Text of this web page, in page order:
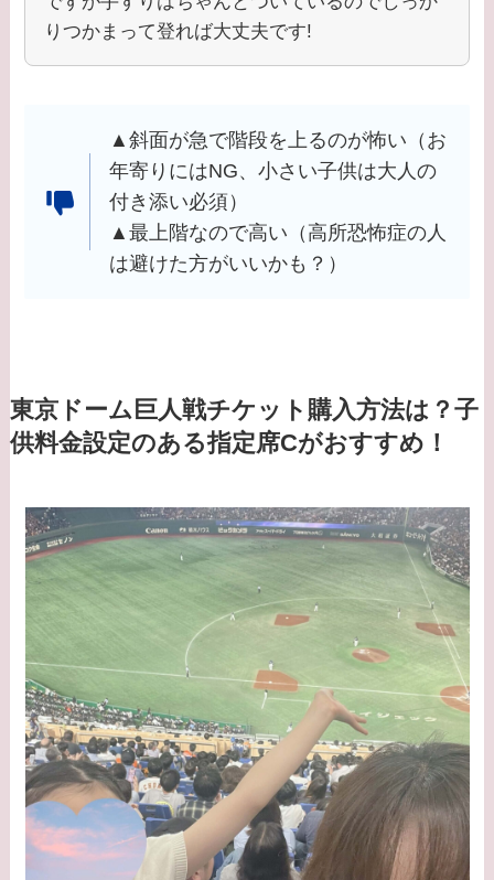
りつかまって登れば大丈夫です!
▲斜面が急で階段を上るのが怖い（お
年寄りにはNG、小さい子供は大人の
付き添い必須）
▲最上階なので高い（高所恐怖症の人
は避けた方がいいかも？）
東京ドーム巨人戦チケット購入方法は？子
供料金設定のある指定席Cがおすすめ！